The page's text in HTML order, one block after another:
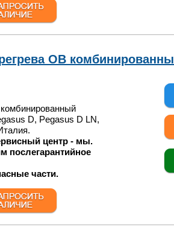
ОВ
D, Pegasus D LN,
центр - мы.
послегарантийное
части.